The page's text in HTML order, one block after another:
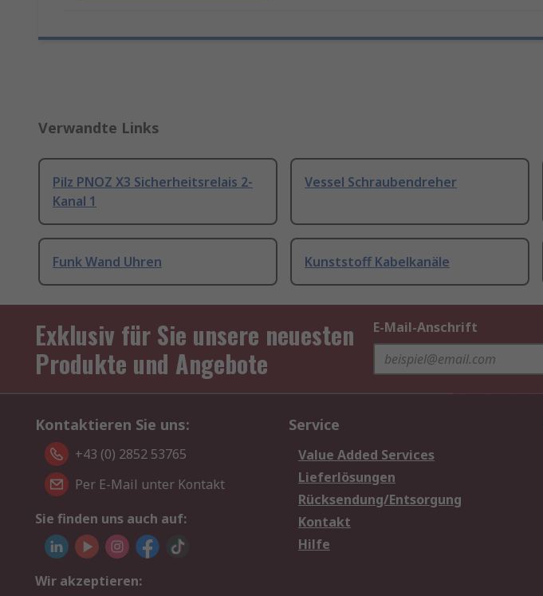
Verwandte Links
Pilz PNOZ X3 Sicherheitsrelais 2-
Kanal 1
Vessel Schraubendreher
Funk Wand Uhren Kunststoff Kabelkanäle
Exklusiv für Sie unsere neuesten
Produkte und Angebote
E-Mail-Anschrift
Kontaktieren Sie uns:
+43 (0) 2852 53765
Per E-Mail unter Kontakt
Sie finden uns auch auf:
Wir akzeptieren:
Service
Value Added Services
Lieferlösungen
Rücksendung/Entsorgung
Kontakt
Hilfe